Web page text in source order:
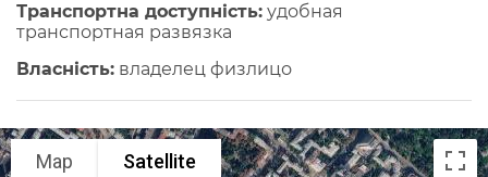
Транспортна доступність: удобная
транспортная развязка
Власність: владелец физлицо
Map Satellite